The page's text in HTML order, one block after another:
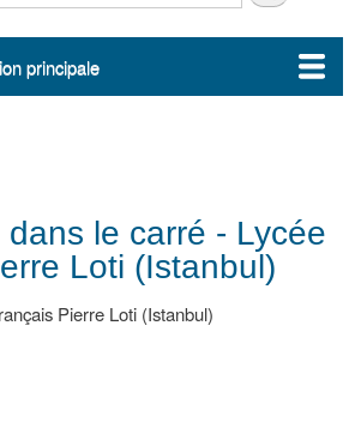
principale
?
dans le carré - Lycée
Loti (Istanbul)
Pierre Loti (Istanbul)